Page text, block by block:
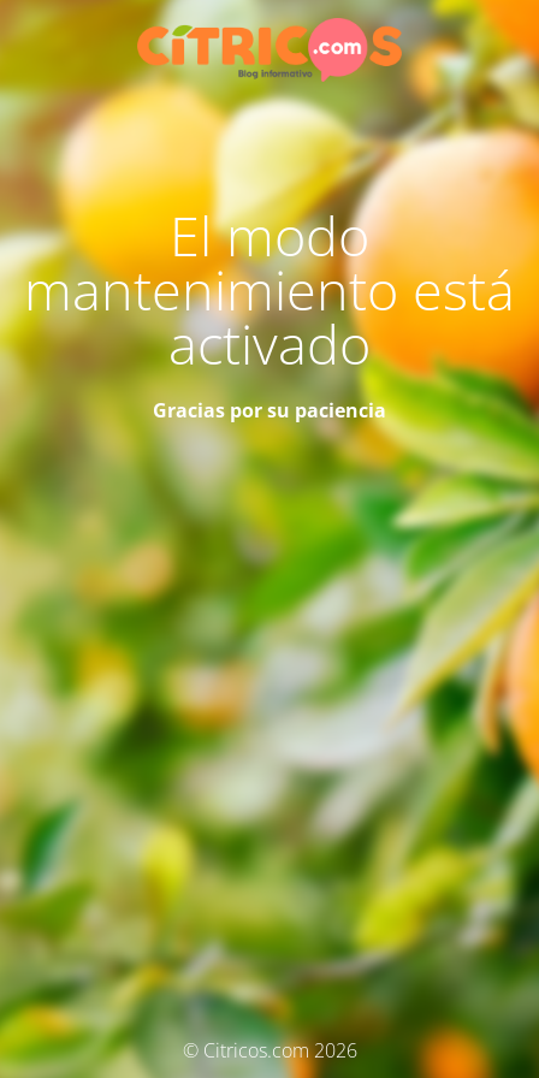
El modo
mantenimiento está
activado
Gracias por su paciencia
© Citricos.com 2026